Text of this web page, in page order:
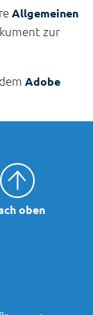
Allgemeinen
zur
Adobe
oben